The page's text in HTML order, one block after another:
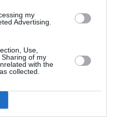
my
Advertising.
Use,
of my
with the
collected.
Un alt parlamentar
fost întrerupt în timp ce
Dolha
varză de Bruxelles!
Candidatul la postul